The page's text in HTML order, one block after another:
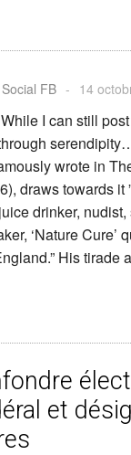
Social FB - 14
While I can still
wrote in
draws towards it
drinker,
‘Nature Cure’
His tirade
et